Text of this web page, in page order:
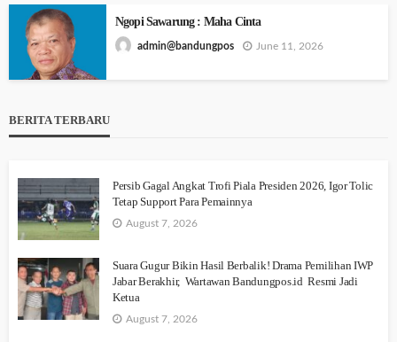
Ngopi Sawarung : Maha Cinta
admin@bandungpos June 11, 2026
BERITA TERBARU
Persib Gagal Angkat Trofi Piala Presiden 2026, Igor Tolic
Tetap Support Para Pemainnya
August 7, 2026
Suara Gugur Bikin Hasil Berbalik! Drama Pemilihan IWP
Jabar Berakhir, Wartawan Bandungpos.id Resmi Jadi
Ketua
August 7, 2026